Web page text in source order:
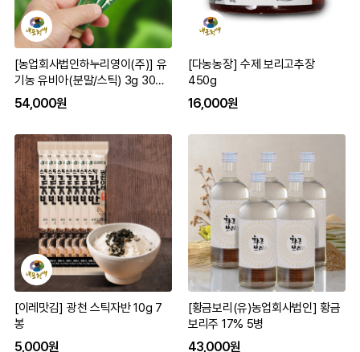
[농업회사법인하누리영이(주)] 유
기농 유비아(분말/스틱) 3g 30봉
유기가공인증
54,000원
[다농농장] 수제 보리고추장
450g
16,000원
[이레맛김] 광천 스틱자반 10g 7
봉
5,000원
[황금보리(유)농업회사법인] 황금
보리주 17% 5병
43,000원